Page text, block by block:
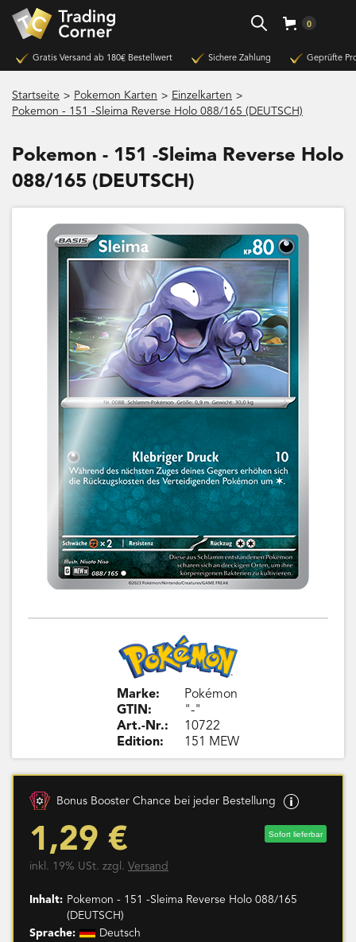
0
Gratis Versand ab 180€ Bestellwert Sichere Zahlung Geprüfte
Startseite > Pokemon Karten > Einzelkarten >
Pokemon - 151 -Sleima Reverse Holo 088/165 (DEUTSCH)
Pokemon - 151 -Sleima Reverse Holo
088/165 (DEUTSCH)
Marke:
GTIN:
Art.-Nr.:
Edition:
Pokémon
"-"
10722
151 MEW
Bonus Booster Chance bei jeder Bestellung
1,29 € Sofort lieferbar
inkl. 19% USt. zzgl. Versand
Inhalt: Pokemon - 151 -Sleima Reverse Holo 088/165
(DEUTSCH)
Sprache:
Deutsch